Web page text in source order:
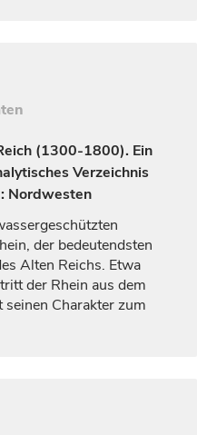
(1300-1800). Ein
Verzeichnis
Nordwesten
der bedeutendsten
Alten Reichs. Etwa
der Rhein aus dem
Charakter zum